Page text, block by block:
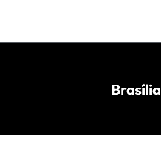
Brasília